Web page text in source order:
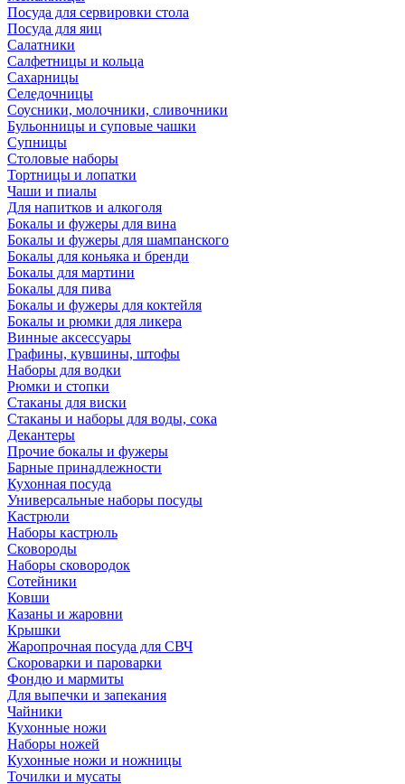
Посуда для сервировки стола
Посуда для яиц
Салатники
Салфетницы и кольца
Сахарницы
Селедочницы
Соусники, молочники, сливочники
Бульонницы и суповые чашки
Супницы
Столовые наборы
Тортницы и лопатки
Чаши и пиалы
Для напитков и алкоголя
Бокалы и фужеры для вина
Бокалы и фужеры для шампанского
Бокалы для коньяка и бренди
Бокалы для мартини
Бокалы для пива
Бокалы и фужеры для коктейля
Бокалы и рюмки для ликера
Винные аксессуары
Графины, кувшины, штофы
Наборы для водки
Рюмки и стопки
Стаканы для виски
Стаканы и наборы для воды, сока
Декантеры
Прочие бокалы и фужеры
Барные принадлежности
Кухонная посуда
Универсальные наборы посуды
Кастрюли
Наборы кастрюль
Сковороды
Наборы сковородок
Сотейники
Ковши
Казаны и жаровни
Крышки
Жаропрочная посуда для СВЧ
Скороварки и пароварки
Фондю и мармиты
Для выпечки и запекания
Чайники
Кухонные ножи
Наборы ножей
Кухонные ножи и ножницы
Точилки и мусаты